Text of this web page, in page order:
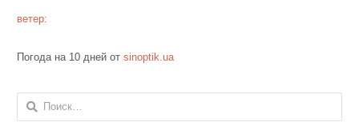
ветер:
Погода на 10 дней от sinoptik.ua
Найти: